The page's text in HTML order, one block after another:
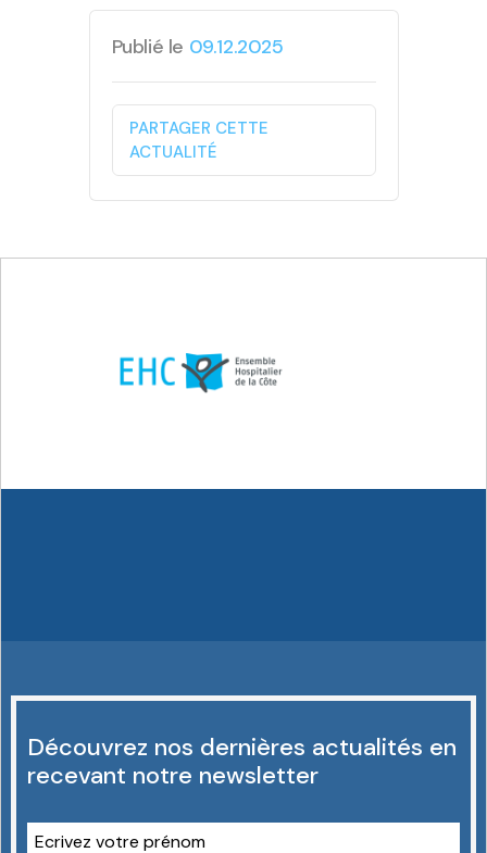
Publié le 09.12.2025
PARTAGER CETTE
ACTUALITÉ
Découvrez nos dernières actualités en
recevant notre newsletter